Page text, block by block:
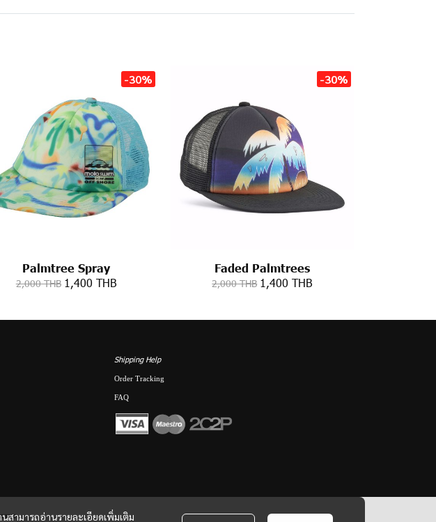
-30%
Palmtree Spray
2,000 THB 1,400 THB
-30%
Faded Palmtrees
2,000 THB 1,400 THB
ามารถอ่านรายละเอียดเพิ่มเติม
Shipping Help
Order Tracking
FAQ